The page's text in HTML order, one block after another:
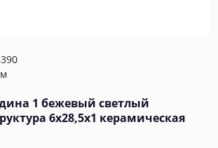
1 бежевый светлый
6x28,5x1 керамическая